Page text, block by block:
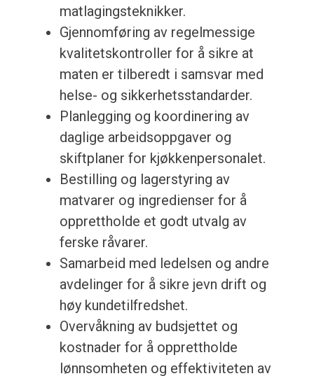
matlagingsteknikker.
Gjennomføring av regelmessige
kvalitetskontroller for å sikre at
maten er tilberedt i samsvar med
helse- og sikkerhetsstandarder.
Planlegging og koordinering av
daglige arbeidsoppgaver og
skiftplaner for kjøkkenpersonalet.
Bestilling og lagerstyring av
matvarer og ingredienser for å
opprettholde et godt utvalg av
ferske råvarer.
Samarbeid med ledelsen og andre
avdelinger for å sikre jevn drift og
høy kundetilfredshet.
Overvåkning av budsjettet og
kostnader for å opprettholde
lønnsomheten og effektiviteten av